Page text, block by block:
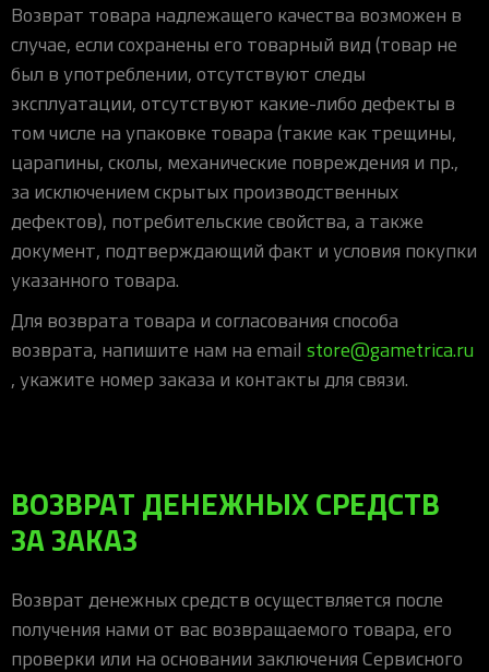
Возврат товара надлежащего качества возможен в
случае, если сохранены его товарный вид (товар не
был в употреблении, отсутствуют следы
эксплуатации, отсутствуют какие-либо дефекты в
том числе на упаковке товара (такие как трещины,
царапины, сколы, механические повреждения и пр.,
за исключением скрытых производственных
дефектов), потребительские свойства, а также
документ, подтверждающий факт и условия покупки
указанного товара.
Для возврата товара и согласования способа
возврата, напишите нам на email store@gametrica.ru
, укажите номер заказа и контакты для связи.
ВОЗВРАТ ДЕНЕЖНЫХ СРЕДСТВ
ЗА ЗАКАЗ
Возврат денежных средств осуществляется после
получения нами от вас возвращаемого товара, его
проверки или на основании заключения Сервисного